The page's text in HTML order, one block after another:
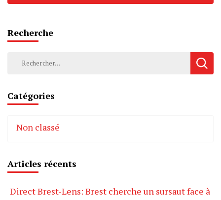
Recherche
Rechercher :
Catégories
Non classé
Articles récents
Direct Brest-Lens: Brest cherche un sursaut face à